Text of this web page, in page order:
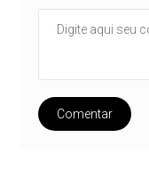
Comentar